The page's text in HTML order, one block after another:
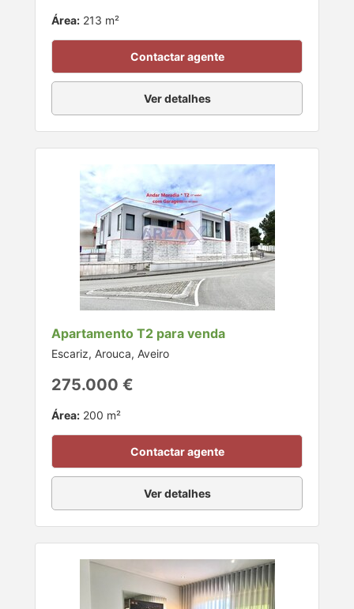
Área: 213 m²
Contactar agente
Ver detalhes
Apartamento T2 para venda
Escariz, Arouca, Aveiro
275.000 €
Área: 200 m²
Contactar agente
Ver detalhes